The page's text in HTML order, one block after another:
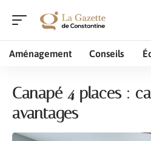
Aménagement Conseils
Canapé 4 places :
avantages